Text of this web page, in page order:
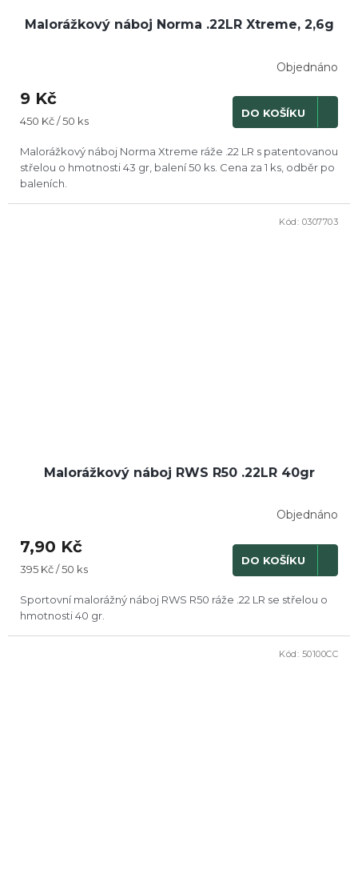
Malorážkový náboj Norma .22LR Xtreme, 2,6g
Objednáno
9 Kč
Měrná
450 Kč / 50 ks
DO KOŠÍKU
Malorážkový náboj Norma Xtreme ráže .22 LR s patentovanou
střelou o hmotnosti 43 gr, balení 50 ks. Cena za 1 ks, odběr po
baleních.
Malorážkový náboj RWS R50 .22LR 40gr
Objednáno
7,90 Kč
Měrná
395 Kč / 50 ks
DO KOŠÍKU
Sportovní malorážný náboj RWS R50 ráže .22 LR se střelou o
hmotnosti 40 gr.
Kód: 0307703
Kód: 50100CC